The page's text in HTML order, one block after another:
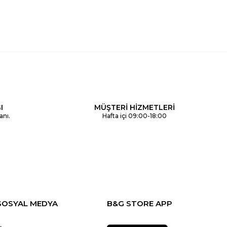
MÜŞTERİ HİZMETLERİ
Hafta içi 09:00-18:00
MEDYA B&G STORE APP